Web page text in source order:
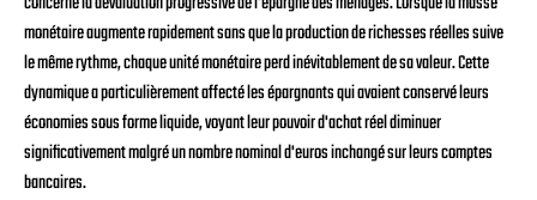
monétaire augmente rapidement sans que la production de richesses réelles suive
le même rythme, chaque unité monétaire perd inévitablement de sa valeur. Cette
dynamique a particulièrement affecté les épargnants qui avaient conservé leurs
économies sous forme liquide, voyant leur pouvoir d'achat réel diminuer
significativement malgré un nombre nominal d'euros inchangé sur leurs comptes
bancaires.